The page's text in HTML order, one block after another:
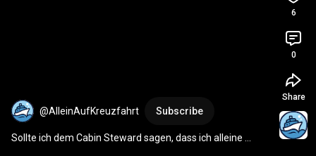
@AlleinAufKreuzfahrt Subscribe
Sollte ich dem Cabin Steward sagen, dass ich alleine
6
0
Share